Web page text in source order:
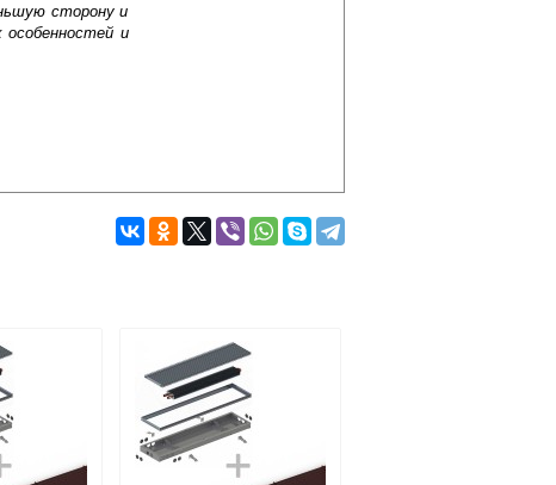
сторону и
особенностей и
Подробнее об оплате